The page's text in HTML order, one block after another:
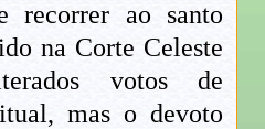
recorrer ao santo
na Corte Celeste
votos de
mas o devoto